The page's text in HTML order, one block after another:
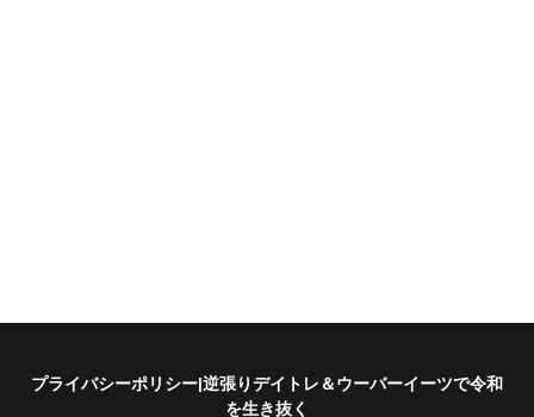
プライバシーポリシー|逆張りデイトレ＆ウーバーイーツで令和
を生き抜く